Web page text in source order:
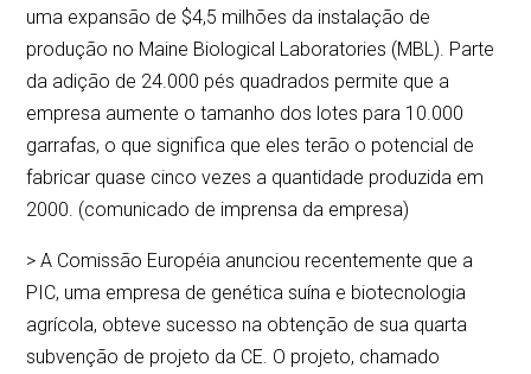
uma expansão de $4,5 milhões da instalação de
produção no Maine Biological Laboratories (MBL). Parte
da adição de 24.000 pés quadrados permite que a
empresa aumente o tamanho dos lotes para 10.000
garrafas, o que significa que eles terão o potencial de
fabricar quase cinco vezes a quantidade produzida em
2000. (comunicado de imprensa da empresa)
> A Comissão Européia anunciou recentemente que a
PIC, uma empresa de genética suína e biotecnologia
agrícola, obteve sucesso na obtenção de sua quarta
subvenção de projeto da CE. O projeto, chamado